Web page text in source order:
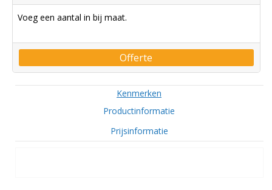
Voeg een aantal in bij maat.
Offerte
Kenmerken
Productinformatie
Prijsinformatie